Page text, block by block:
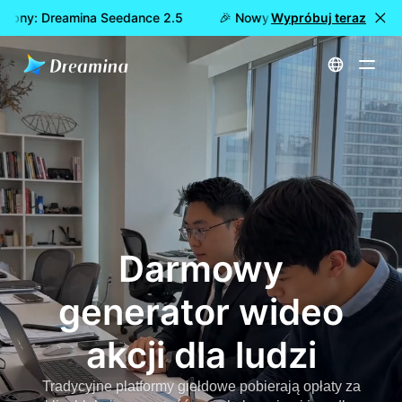
Dreamina Seedance 2.5 🎉 Nowy model już dostępny:
Wypróbuj teraz
Strona główna Twórz Darmowy generator wideo akcji dla ludzi
Darmowy
generator wideo
akcji dla ludzi
Tradycyjne platformy giełdowe pobierają opłaty za